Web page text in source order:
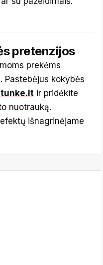
pretenzijos
prekėms
Pastebėjus kokybės
ir pridėkite
nuotrauką.
išnagrinėjame